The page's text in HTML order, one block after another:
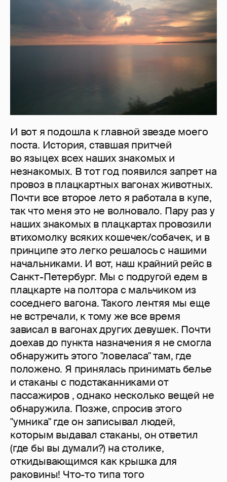
И вот я подошла к главной звезде моего
поста. История, ставшая притчей
во языцех всех наших знакомых и
незнакомых. В тот год появился запрет на
провоз в плацкартных вагонах животных.
Почти все второе лето я работала в купе,
так что меня это не волновало. Пару раз у
наших знакомых в плацкартах провозили
втихомолку всяких кошечек/собачек, и в
принципе это легко решалось с нашими
начальниками. И вот, наш крайний рейс в
Санкт-Петербург. Мы с подругой едем в
плацкарте на полтора с мальчиком из
соседнего вагона. Такого лентяя мы еще
не встречали, к тому же все время
зависал в вагонах других девушек. Почти
доехав до пункта назначения я не смогла
обнаружить этого "ловеласа" там, где
положено. Я принялась принимать белье
и стаканы с подстаканниками от
пассажиров , однако несколько вещей не
обнаружила. Позже, спросив этого
"умника" где он записывал людей,
которым выдавал стаканы, он ответил
(где бы вы думали?) на столике,
откидывающимся как крышка для
раковины! Что-то типа того